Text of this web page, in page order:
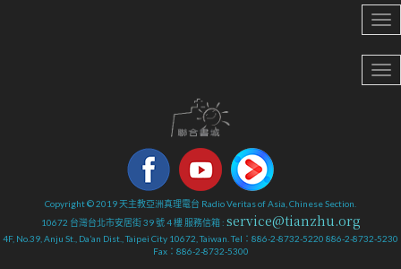
Copyright © 2019 天主教亞洲真理電台 Radio Veritas of Asia, Chinese Section.
10672 台灣台北市安居街 39 號 4 樓 服務信箱 : service@tianzhu.org
4F, No.39, Anju St., Da’an Dist., Taipei City 10672, Taiwan. Tel：886-2-8732-5220 886-2-8732-5230
Fax：886-2-8732-5300